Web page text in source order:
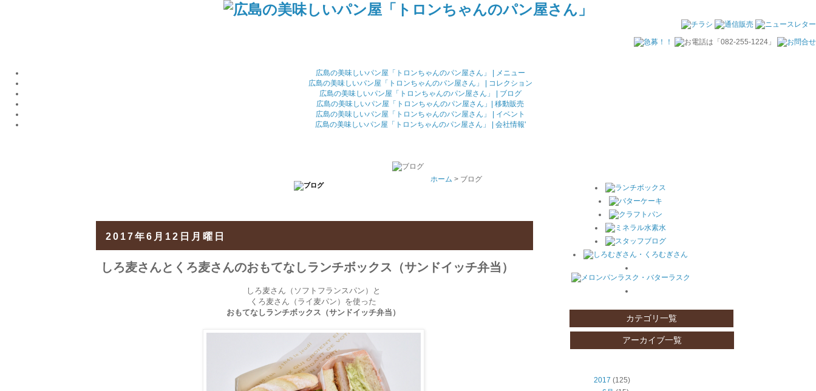
広島の美味しいパン屋「トロンちゃんのパン屋さん」 | メニュー
広島の美味しいパン屋「トロンちゃんのパン屋さん」 | コレクション
広島の美味しいパン屋「トロンちゃんのパン屋さん」 | ブログ
広島の美味しいパン屋「トロンちゃんのパン屋さん」| 移動販売
広島の美味しいパン屋「トロンちゃんのパン屋さん」 | イベント
広島の美味しいパン屋「トロンちゃんのパン屋さん」 | 会社情報'
ホーム > ブログ
2017年6月12日月曜日
しろ麦さんとくろ麦さんのおもてなしランチボックス（サンドイッチ弁当）
しろ麦さん（ソフトフランスパン）と
くろ麦さん（ライ麦パン）を使った
おもてなしランチボックス（サンドイッチ弁当）
カテゴリ一覧
アーカイブ一覧
2017 (125)